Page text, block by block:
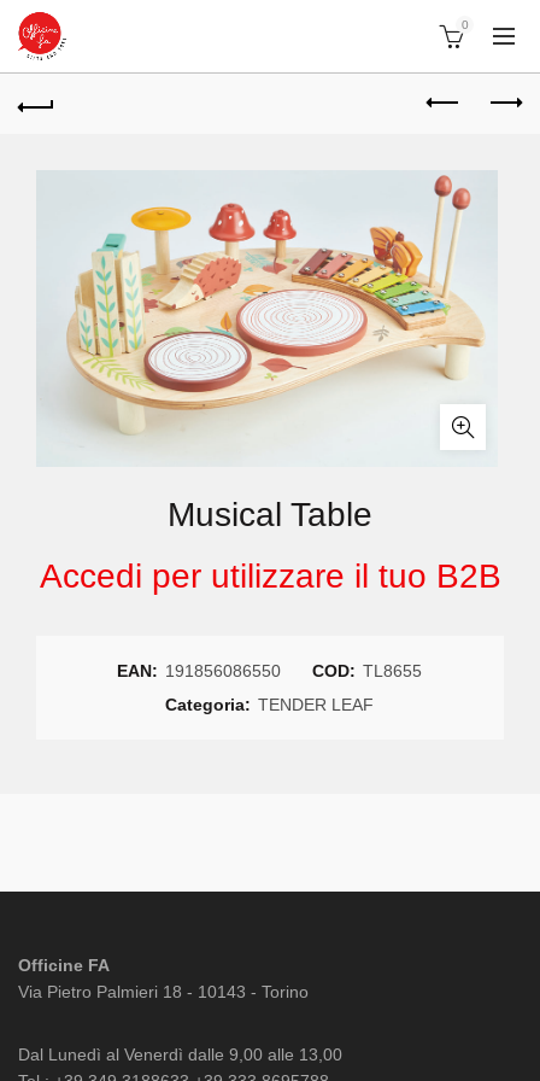
0
Musical Table
Accedi per utilizzare il tuo B2B
EAN: 191856086550 COD: TL8655
Categoria: TENDER LEAF
Officine FA
Via Pietro Palmieri 18 - 10143 - Torino
Dal Lunedì al Venerdì dalle 9,00 alle 13,00